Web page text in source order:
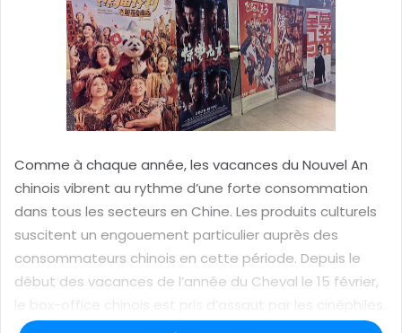
r
u
n
c
o
u
r
i
Comme à chaque année, les vacances du Nouvel An
chinois vibrent au rythme d’une forte consommation
dans tous les secteurs en Chine. Les produits culturels
suscitent un engouement particulier auprès des
consommateurs chinois en cette période. Depuis le
début des vacances de l’année du Cheval le 15 février,
le box-office chinois est pris d’assaut par les cinéphiles.
Les recettes connaissent une hausse singulière. Selon